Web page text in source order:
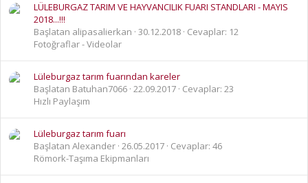
LÜLEBURGAZ TARIM VE HAYVANCILIK FUARI STANDLARI - MAYIS
2018...!!!
Başlatan alipasalierkan 30.12.2018 Cevaplar: 12
Fotoğraflar - Videolar
Lüleburgaz tarım fuarından kareler
Başlatan Batuhan7066 22.09.2017 Cevaplar: 23
Hızlı Paylaşım
Lüleburgaz tarım fuarı
Başlatan Alexander 26.05.2017 Cevaplar: 46
Römork-Taşıma Ekipmanları